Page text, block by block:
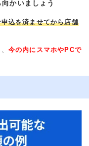
かいましょう
込を済ませてから店舗
今の内にスマホやPCで